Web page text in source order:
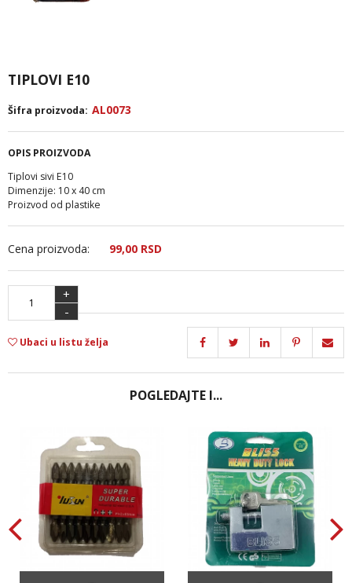
TIPLOVI E10
Šifra proizvoda: AL0073
OPIS PROIZVODA
Tiplovi sivi E10
Dimenzije: 10 x 40 cm
Proizvod od plastike
Cena proizvoda: 99,00 RSD
+
-
Ubaci u listu želja
POGLEDAJTE I...